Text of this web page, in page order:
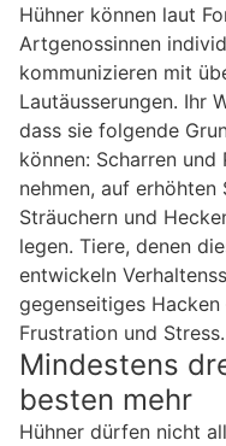
Hühner können laut
Artgenossinnen
kommunizieren mit
Lautäusserungen. Ihr
dass sie folgende
können: Scharren
nehmen, auf
Sträuchern und
legen. Tiere, denen
entwickeln
gegenseitiges
Frustration und Stress.
Mindestens
besten mehr
Hühner dürfen nicht